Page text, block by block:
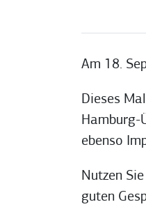
Am 18.
Dieses
Hamburg-
ebenso
Nutzen
guten